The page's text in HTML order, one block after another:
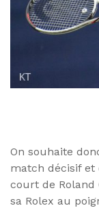
On souhaite
match décisif et
court de Roland
sa Rolex au